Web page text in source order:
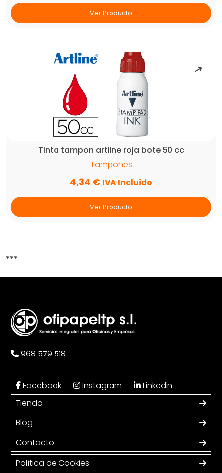
Ver Producto
Tinta tampon artline roja bote 50 cc
Tampones
4,34 € IVA Incluido
Ver Producto
***
968 579 518
Facebook Instagram
Linkedin
Tienda
Blog
Contacto
Política de Cookies